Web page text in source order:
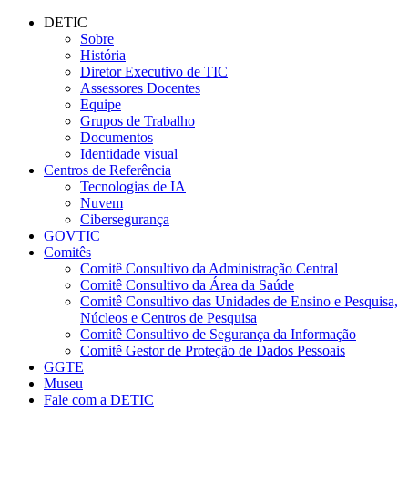
Conteúdo principal
DETIC
Sobre
História
Diretor Executivo de TIC
Assessores Docentes
Equipe
Grupos de Trabalho
Documentos
Identidade visual
Centros de Referência
Tecnologias de IA
Nuvem
Cibersegurança
GOVTIC
Comitês
Comitê Consultivo da Administração Central
Comitê Consultivo da Área da Saúde
Comitê Consultivo das Unidades de Ensino e Pesquisa,
Núcleos e Centros de Pesquisa
Comitê Consultivo de Segurança da Informação
Comitê Gestor de Proteção de Dados Pessoais
GGTE
Museu
Fale com a DETIC